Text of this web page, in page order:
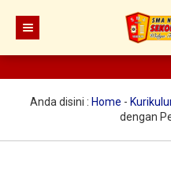
Berita
Anda disini : Home -
dengan